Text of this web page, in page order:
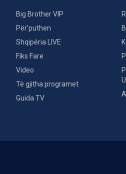
Big Brother VIP
Për’puthen
Shqipëria LIVE
Fiks Fare
Video
Të gjitha programet
Guida TV